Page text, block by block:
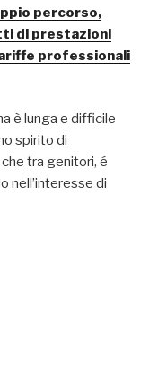
percorso,
di prestazioni
professionali
è lunga e difficile
spirito di
tra genitori, é
nell’interesse di